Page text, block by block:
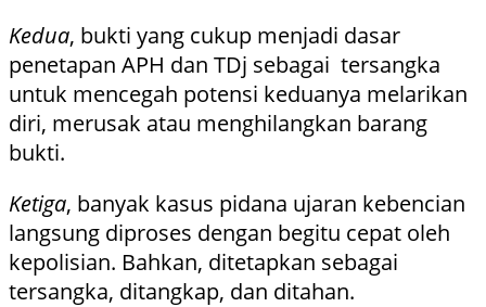
Kedua, bukti yang cukup menjadi dasar
penetapan APH dan TDj sebagai tersangka
untuk mencegah potensi keduanya melarikan
diri, merusak atau menghilangkan barang
bukti.
Ketiga, banyak kasus pidana ujaran kebencian
langsung diproses dengan begitu cepat oleh
kepolisian. Bahkan, ditetapkan sebagai
tersangka, ditangkap, dan ditahan.